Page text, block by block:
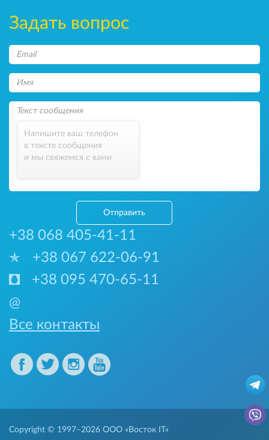
Задать вопрос
Напишите ваш телефон
в тексте сообщения
и мы свяжемся с вами
Отправить
+38 068 405-41-11
+38 067 622-06-91
+38 095 470-65-11
@
Все контакты
Copyright © 1997–2026 ООО «Восток IT»